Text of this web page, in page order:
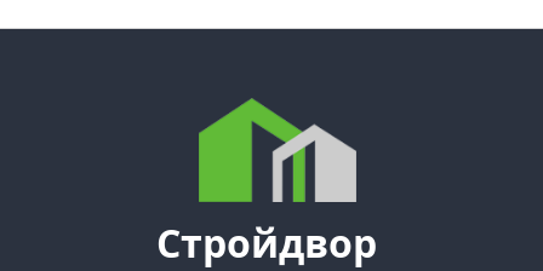
Стройдвор